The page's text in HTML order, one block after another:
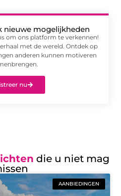
nieuwe mogelijkheden
om ons platform te verkennen!
met de wereld. Ontdek op
anderen kunnen motiveren
nu
die u niet mag
AANBIEDINGEN